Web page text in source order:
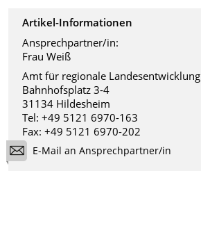
Artikel-Informationen
Ansprechpartner/in:
Frau Weiß
Amt für regionale
Bahnhofsplatz 3-4
31134 Hildesheim
Tel: +49 5121 6970-163
Fax: +49 5121 6970-202
E-Mail an Ansprechpartner/in